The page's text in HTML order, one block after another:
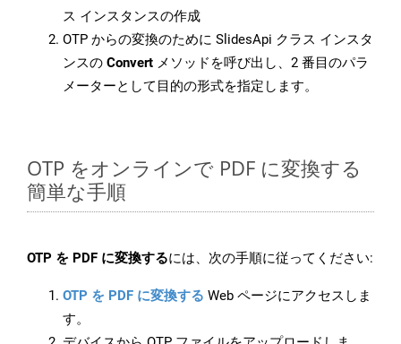
ス インスタンスの作成
OTP からの変換のために SlidesApi クラス インスタ
ンスの Convert メソッドを呼び出し、2 番目のパラ
メーターとして目的の形式を指定します。
OTP をオンラインで PDF に変換する
簡単な手順
OTP を PDF に変換するには、次の手順に従ってください:
OTP を PDF に変換する Web ページにアクセスしま
す。